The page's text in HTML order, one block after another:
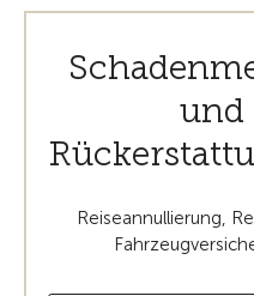
und
Reiseannullierung,